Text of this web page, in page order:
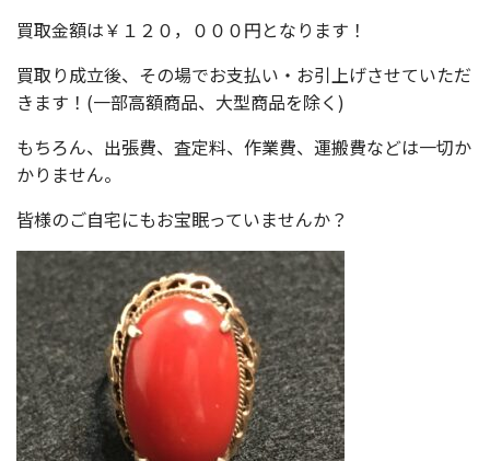
買取金額は￥１２０，０００円となります！
買取り成立後、その場でお支払い・お引上げさせていただ
きます！(一部高額商品、大型商品を除く)
もちろん、出張費、査定料、作業費、運搬費などは一切か
かりません。
皆様のご自宅にもお宝眠っていませんか？